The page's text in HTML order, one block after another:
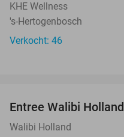
KHE Wellness
's-Hertogenbosch
Verkocht: 46
Entree Walibi Holland
Walibi Holland